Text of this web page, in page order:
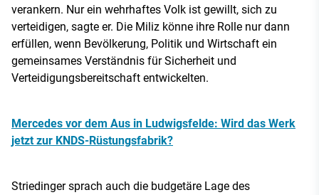
verankern. Nur ein wehrhaftes Volk ist gewillt, sich zu
verteidigen, sagte er. Die Miliz könne ihre Rolle nur dann
erfüllen, wenn Bevölkerung, Politik und Wirtschaft ein
gemeinsames Verständnis für Sicherheit und
Verteidigungsbereitschaft entwickelten.
Mercedes vor dem Aus in Ludwigsfelde: Wird das Werk
jetzt zur KNDS-Rüstungsfabrik?
Striedinger sprach auch die budgetäre Lage des